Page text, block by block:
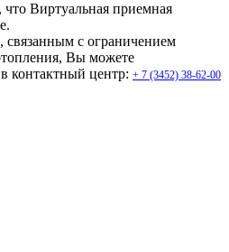
Виртуальная приемная
с ограничением
Вы можете
контактный центр: + 7 (3452) 38-62-00